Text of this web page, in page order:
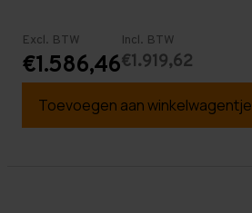
Excl. BTW
€1.586,46
Incl. BTW
€1.919,62
Toevoegen aan winkelwagentje